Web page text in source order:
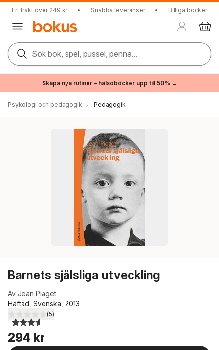
Fri frakt över 249 kr • Snabba leveranser • Billiga böcker
Sök bok, spel, pussel, penna...
Skapa nya rutiner – hälsoböcker upp till 50% →
Psykologi och pedagogik Pedagogik
Barnets själsliga utveckling
Av Jean Piaget
Häftad, Svenska, 2013
3,6utav 5 stjärnor. Totalt antal röster:
(5)
294 kr